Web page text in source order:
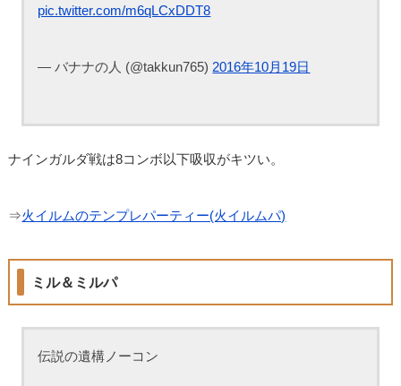
pic.twitter.com/m6qLCxDDT8
— バナナの人 (@takkun765) 2016年10月19日
ナインガルダ戦は8コンボ以下吸収がキツい。
⇒火イルムのテンプレパーティー(火イルムパ)
ミル＆ミルパ
伝説の遺構ノーコン